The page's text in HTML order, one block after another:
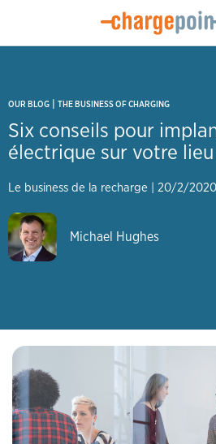
OUR BLOG | THE BUSINESS OF CHARGING
Six conseils pour
électrique sur votre
Le business de la recharge | 20/2/2020
Michael Hughes